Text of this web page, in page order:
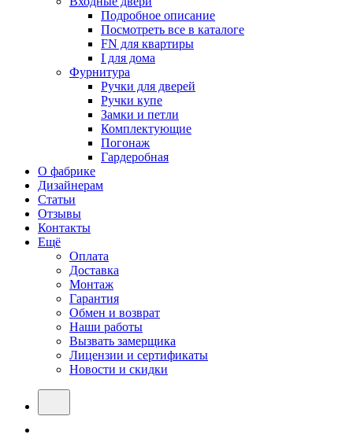
Подробное описание
Посмотреть все в каталоге
FN для квартиры
I для дома
Фурнитура
Ручки для дверей
Ручки купе
Замки и петли
Комплектующие
Погонаж
Гардеробная
О фабрике
Дизайнерам
Статьи
Отзывы
Контакты
Ещё
Оплата
Доставка
Монтаж
Гарантия
Обмен и возврат
Наши работы
Вызвать замерщика
Лицензии и сертификаты
Новости и скидки